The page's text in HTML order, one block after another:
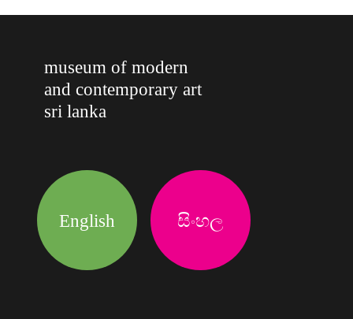
museum of modern
and contemporary art
sri lanka
English සිංහල